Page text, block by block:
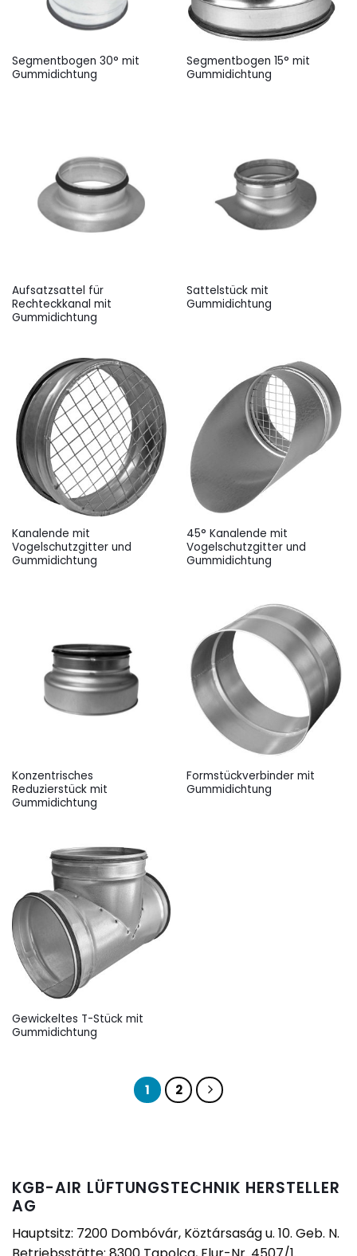
Segmentbogen 30° mit
Gummidichtung
Segmentbogen 15° mit
Gummidichtung
Aufsatzsattel für
Rechteckkanal mit
Gummidichtung
Sattelstück mit
Gummidichtung
Kanalende mit
Vogelschutzgitter und
Gummidichtung
45° Kanalende mit
Vogelschutzgitter und
Gummidichtung
Konzentrisches
Reduzierstück mit
Gummidichtung
Formstückverbinder mit
Gummidichtung
Gewickeltes T-Stück mit
Gummidichtung
1 2
KGB-AIR LÜFTUNGSTECHNIK HERSTELLER
AG
Hauptsitz: 7200 Dombóvár, Köztársaság u. 10. Geb. N.